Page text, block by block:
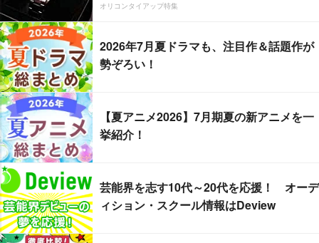
オリコンタイアップ特集
2026年7月夏ドラマも、注目作＆話題作が
勢ぞろい！
【夏アニメ2026】7月期夏の新アニメを一
挙紹介！
芸能界を志す10代～20代を応援！ オーデ
ィション・スクール情報はDeview